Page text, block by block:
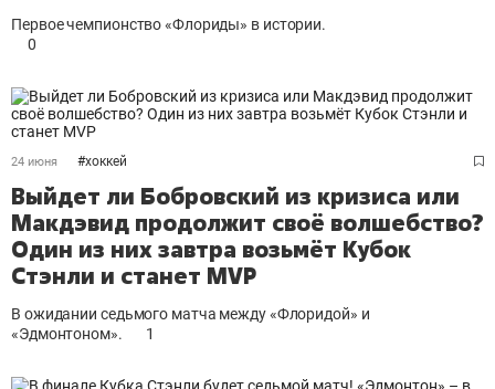
Первое чемпионство «Флориды» в истории.
0
24 июня #хоккей
Выйдет ли Бобровский из кризиса или
Макдэвид продолжит своё волшебство?
Один из них завтра возьмёт Кубок
Стэнли и станет MVP
В ожидании седьмого матча между «Флоридой» и
«Эдмонтоном».
1